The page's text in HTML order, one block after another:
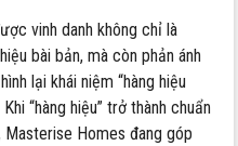
vinh danh không chỉ là
bài bản, mà còn phản ánh
lại khái niệm “hàng hiệu
“hàng hiệu” trở thành chuẩn
Homes đang góp